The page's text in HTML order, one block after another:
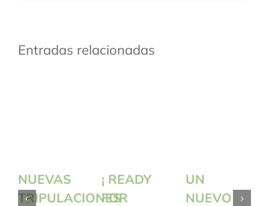
Entradas relacionadas
NUEVAS
TRIPULACIONES
¡ READY
FOR
UN
NUEVO